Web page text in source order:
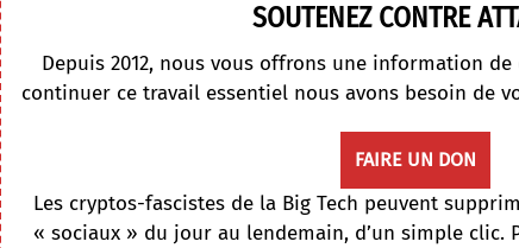
SOUTENEZ CONTRE
Depuis 2012, nous vous offrons une information
continuer ce travail essentiel nous avons besoin de
FAIRE UN DON
Les cryptos-fascistes de la Big Tech peuvent
« sociaux » du jour au lendemain, d’un simple clic.